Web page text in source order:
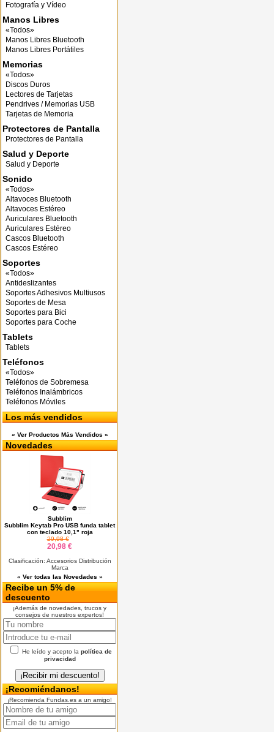
Fotografía y Vídeo
Manos Libres
«Todos»
Manos Libres Bluetooth
Manos Libres Portátiles
Memorias
«Todos»
Discos Duros
Lectores de Tarjetas
Pendrives / Memorias USB
Tarjetas de Memoria
Protectores de Pantalla
Protectores de Pantalla
Salud y Deporte
Salud y Deporte
Sonido
«Todos»
Altavoces Bluetooth
Altavoces Estéreo
Auriculares Bluetooth
Auriculares Estéreo
Cascos Bluetooth
Cascos Estéreo
Soportes
«Todos»
Antideslizantes
Soportes Adhesivos Multiusos
Soportes de Mesa
Soportes para Bici
Soportes para Coche
Tablets
Tablets
Teléfonos
«Todos»
Teléfonos de Sobremesa
Teléfonos Inalámbricos
Teléfonos Móviles
Los más vendidos
« Ver Productos Más Vendidos »
Novedades
Subblim
Subblim Keytab Pro USB funda tablet
con teclado 10,1" roja
29,98 €
20,98 €
Clasificación: Accesorios Distribución
Marca
« Ver todas las Novedades »
Recibe un 5% de
descuento
¡Además de novedades, trucos y
consejos de nuestros expertos!
He leído y acepto la política de
privacidad
¡Recomiéndanos!
¡Recomienda Fundas.es a un amigo!